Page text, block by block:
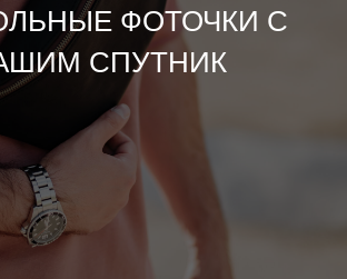
ФОТОЧКИ С
СПУТНИК